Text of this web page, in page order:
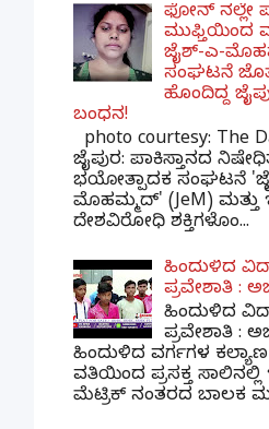
ಫೋನ್ ನಲ್ಲೇ
ಮುಫ್ತಿಯಿಂದ
ಜೈಶ್-ಎ-
ಸಂಘಟನೆ
ಹೊಂದಿದ್ದ
ಬಂಧನ!
photo courtesy: The
ಜೈಪುರ: ಪಾಕಿಸ್ತಾನದ
ಭಯೋತ್ಪಾದಕ ಸಂಘಟನೆ
ಮೊಹಮ್ಮದ್' (JeM) ಮತ್ತು
ದೇಶವಿರೋಧಿ ಶಕ್ತಿಗಳೊಂ...
ಹಿಂದುಳಿದ
ಪ್ರವೇಶಾತಿ :
ಹಿಂದುಳಿದ
ಪ್ರವೇಶಾತಿ :
ಹಿಂದುಳಿದ ವರ್ಗಗಳ
ವತಿಯಿಂದ ಪ್ರಸಕ್ತ
ಮೆಟ್ರಿಕ್ ನಂತರದ ಬಾಲಕ